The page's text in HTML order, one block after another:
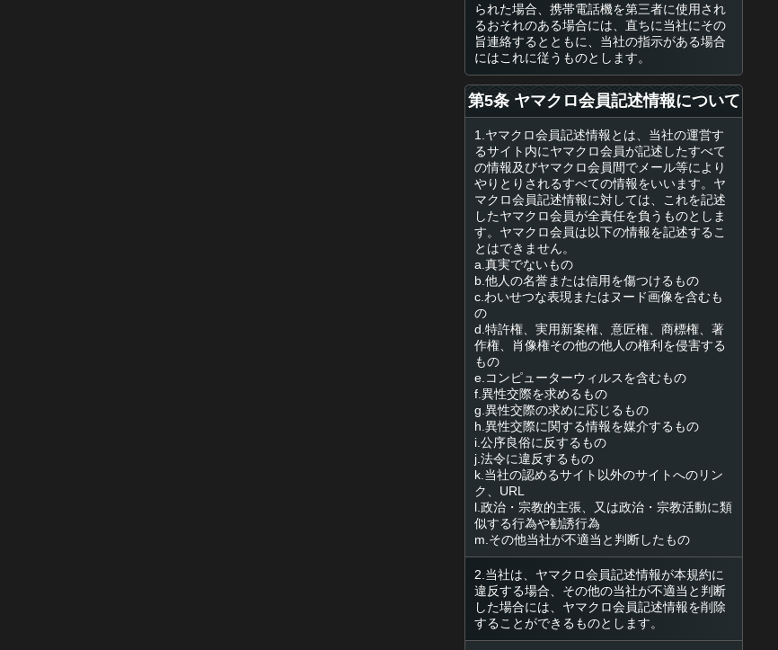
られた場合、携帯電話機を第三者に使用され
るおそれのある場合には、直ちに当社にその
旨連絡するとともに、当社の指示がある場合
にはこれに従うものとします。
第5条 ヤマクロ会員記述情報について
1.ヤマクロ会員記述情報とは、当社の運営す
るサイト内にヤマクロ会員が記述したすべて
の情報及びヤマクロ会員間でメール等により
やりとりされるすべての情報をいいます。ヤ
マクロ会員記述情報に対しては、これを記述
したヤマクロ会員が全責任を負うものとしま
す。ヤマクロ会員は以下の情報を記述するこ
とはできません。
a.真実でないもの
b.他人の名誉または信用を傷つけるもの
c.わいせつな表現またはヌード画像を含むも
の
d.特許権、実用新案権、意匠権、商標権、著
作権、肖像権その他の他人の権利を侵害する
もの
e.コンピューターウィルスを含むもの
f.異性交際を求めるもの
g.異性交際の求めに応じるもの
h.異性交際に関する情報を媒介するもの
i.公序良俗に反するもの
j.法令に違反するもの
k.当社の認めるサイト以外のサイトへのリン
ク、URL
l.政治・宗教的主張、又は政治・宗教活動に類
似する行為や勧誘行為
m.その他当社が不適当と判断したもの
2.当社は、ヤマクロ会員記述情報が本規約に
違反する場合、その他の当社が不適当と判断
した場合には、ヤマクロ会員記述情報を削除
することができるものとします。